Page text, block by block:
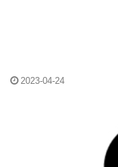
2023-04-24